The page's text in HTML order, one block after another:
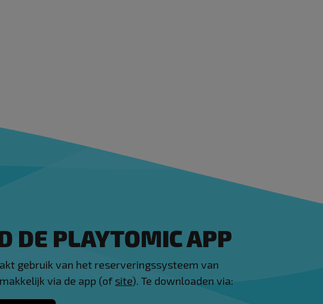
DE PLAYTOMIC APP
gebruik van het reserveringssysteem van
via de app (of site). Te downloaden via: